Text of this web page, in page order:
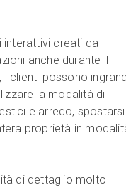
interattivi creati da
anche durante il
clienti possono
la modalità di
e arredo, spostarsi
proprietà in
di dettaglio molto